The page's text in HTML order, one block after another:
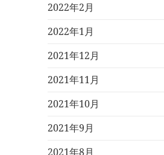
2022年2月
2022年1月
2021年12月
2021年11月
2021年10月
2021年9月
2021年8月